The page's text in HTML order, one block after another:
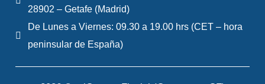
28902 – Getafe (Madrid)
De Lunes a Viernes: 09.30 a 19.00 hrs (CET – hora
peninsular de España)